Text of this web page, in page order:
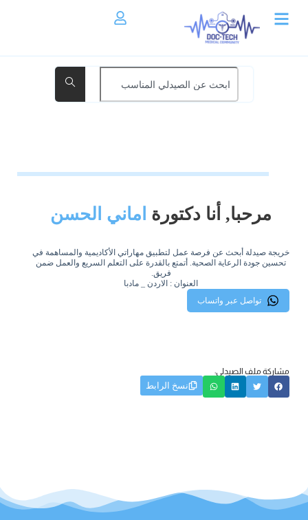
مرحبا, أنا دكتورة اماني الحسن
خريجة صيدلة أبحث عن فرصة عمل لتطبيق مهاراتي الأكاديمية والمساهمة في
تحسين جودة الرعاية الصحية. أتمتع بالقدرة على التعلم السريع والعمل ضمن
فريق.
العنوان : الاردن _ مادبا
تواصل عبر واتساب
مشاركة ملف الصيدلي:
نسخ الرابط